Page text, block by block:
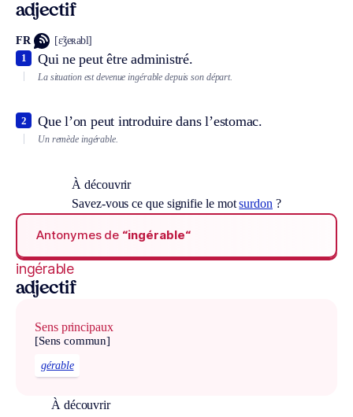
adjectif
FR [ɛ̃ʒeʀabl]
Qui ne peut être administré.
1
La situation est devenue ingérable depuis son départ.
Que l’on peut introduire dans l’estomac.
2
Un remède ingérable.
À découvrir
Savez-vous ce que signifie le motsurdon ?
Antonymes de “ingérable“
ingérable
adjectif
Sens principaux
[Sens commun]
gérable
À découvrir